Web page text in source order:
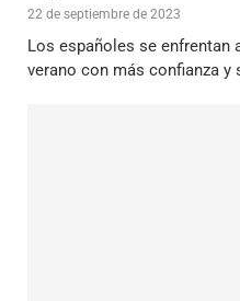
22 de septiembre de 2023
Los españoles se enfrentan
verano con más confianza y